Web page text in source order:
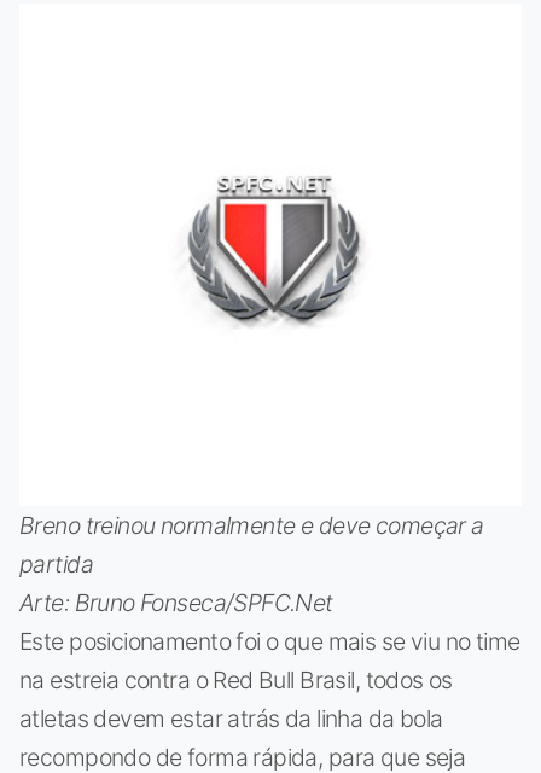
Breno treinou normalmente e deve começar a
partida
Arte: Bruno Fonseca/SPFC.Net
Este posicionamento foi o que mais se viu no time
na estreia contra o Red Bull Brasil, todos os
atletas devem estar atrás da linha da bola
recompondo de forma rápida, para que seja